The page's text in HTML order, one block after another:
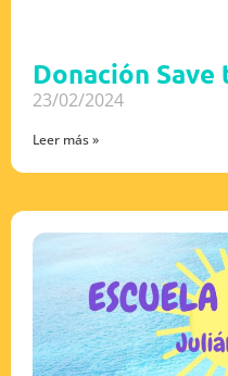
Donación
23/02/2024
Leer más »